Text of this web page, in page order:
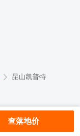
昆山凯普特
查落地价